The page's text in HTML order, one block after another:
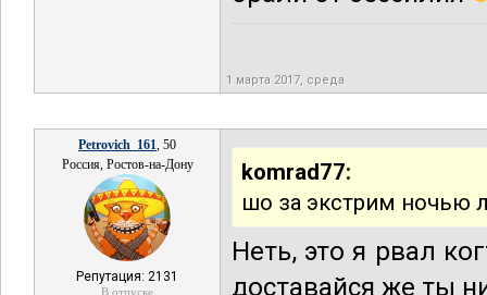
1 марта 2017, среда
Petrovich_161, 50
Россия, Ростов-на-Дону
Репутация: 2131
В отпуске
komrad77:
шо за экстрим ночью
Неть, это я рвал
доставайся же ты